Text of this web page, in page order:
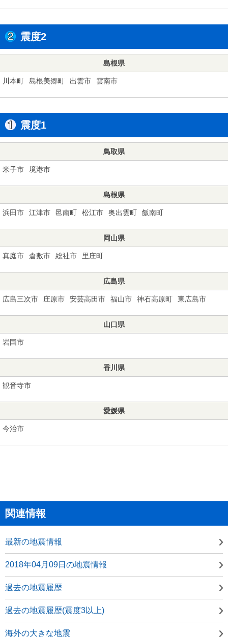
震度2
島根県
川本町 島根美郷町 出雲市 雲南市
震度1
鳥取県
米子市 境港市
島根県
浜田市 江津市 邑南町 松江市 奥出雲町 飯南町
岡山県
真庭市 倉敷市 総社市 里庄町
広島県
広島三次市 庄原市 安芸高田市 福山市 神石高原町 東広島市
山口県
岩国市
香川県
観音寺市
愛媛県
今治市
関連情報
最新の地震情報
2018年04月09日の地震情報
過去の地震履歴
過去の地震履歴(震度3以上)
海外の大きな地震